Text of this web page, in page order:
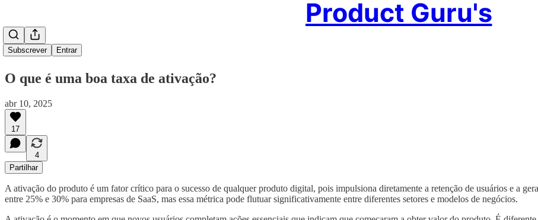
Product Guru's
Subscrever Entrar
O que é uma boa taxa de ativação?
abr 10, 2025
17
4
Partilhar
A ativação do produto é um fator crítico para o sucesso de qualquer produto digital, pois impulsiona diretamente a retenção de usuários e a
entre 25% e 30% para empresas de SaaS, mas essa métrica pode flutuar significativamente entre diferentes setores e modelos de negócios.